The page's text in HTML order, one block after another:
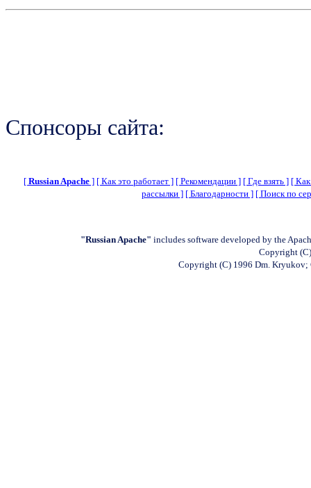
Спонсоры сайта:
[ Russian Apache ] [ Как это работает ] [ Рекомендации ] [ Где взять ] [
рассылки ] [ Благодарности ] [ Поиск по
"Russian Apache" includes software developed by the
Copyright
Copyright (C) 1996 Dm.